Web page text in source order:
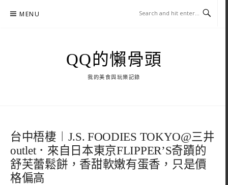
MENU
QQ的懶骨頭
我的美食與玩樂記錄
台中梧棲︱J.S. FOODIES TOKYO@三井
outlet．來自日本東京FLIPPER’S奇蹟的
舒芙蕾鬆餅，香甜軟嫩有蛋香，只是價
格偏高